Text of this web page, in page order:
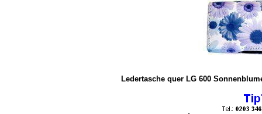
Ledertasche quer LG 600